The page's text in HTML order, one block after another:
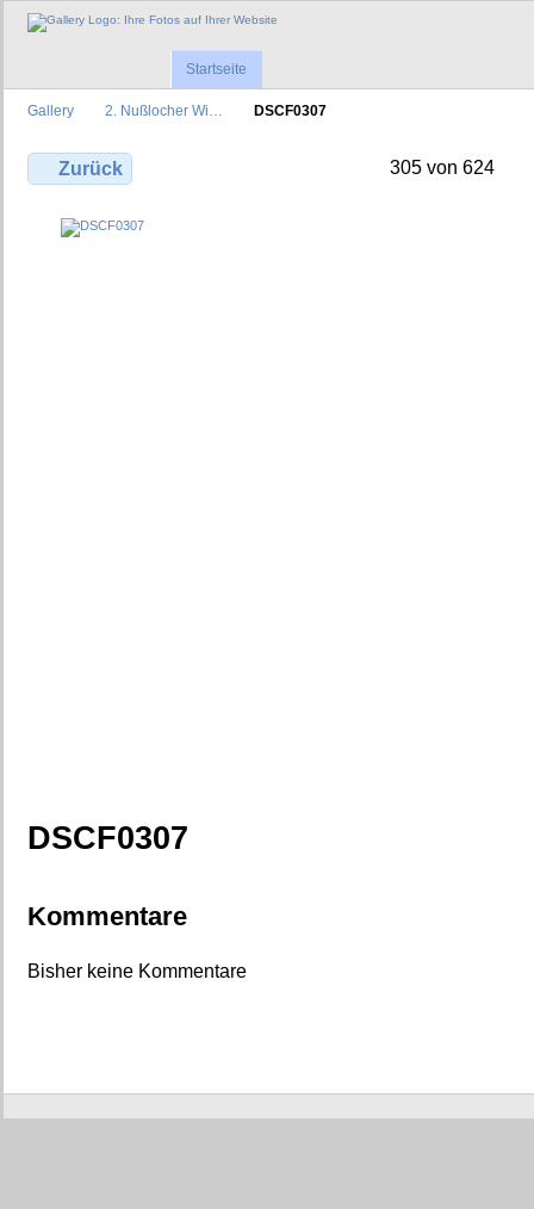
Startseite
Gallery 2. Nußlocher Wi… DSCF0307
Zurück 305 von 624
DSCF0307
Kommentare
Bisher keine Kommentare